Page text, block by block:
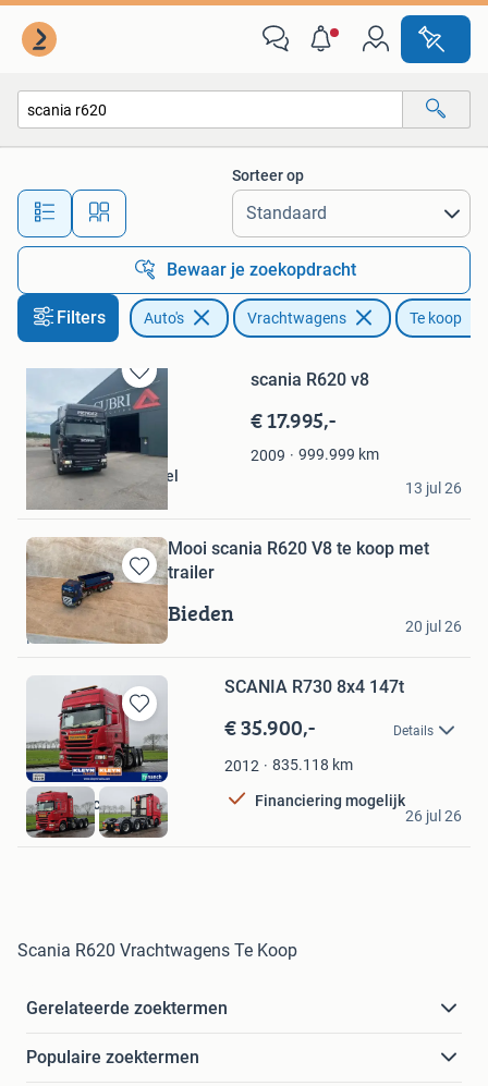
Alle afstanden…
Sorteer op
Bewaar je zoekopdracht
Filters Auto's Vrachtwagens Te koop
Bewaren
in
Favorieten
scania R620 v8
€ 17.995,-
2009 999.999 km
Cubri pallet en handel
13 jul 26
Bewaren
in
Favorieten
Mooi scania R620 V8 te koop met
trailer
Bieden
Peter
Kerkdriel
20 jul 26
Bewaren
in
Mijn
Favorieten
SCANIA R730 8x4 147t
€ 35.900,- Details
2012 835.118 km
Financiering mogelijk
Kleyn Trucks BV
Vuren
26 jul 26
Scania R620 Vrachtwagens Te Koop
Gerelateerde zoektermen
Populaire zoektermen